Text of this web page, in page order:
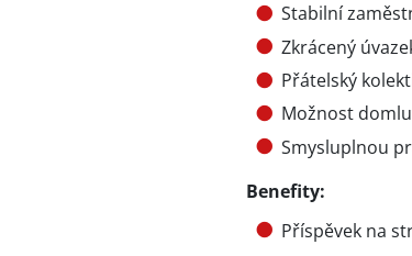
Stabilní
Zkrácený
Přátelský
Možnost
Smysluplnou
Benefity:
Příspěvek na